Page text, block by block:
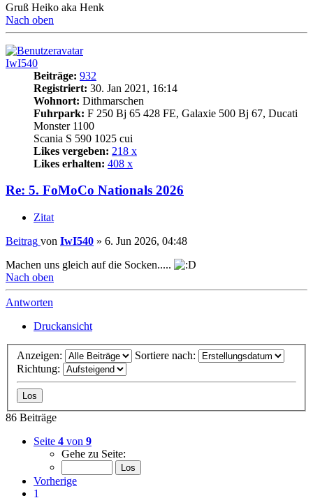
Gruß Heiko aka Henk
Nach oben
IwI540
Beiträge: 932
Registriert: 30. Jan 2021, 16:14
Wohnort: Dithmarschen
Fuhrpark: F 250 Bj 65 428 FE, Galaxie 500 Bj 67, Ducati
Monster 1100
Scania S 590 1025 cui
Likes vergeben: 218 x
Likes erhalten: 408 x
Re: 5. FoMoCo Nationals 2026
Zitat
Beitrag von IwI540 » 6. Jun 2026, 04:48
Machen uns gleich auf die Socken.....
Nach oben
Antworten
Druckansicht
Anzeigen:
Sortiere nach:
Richtung:
86 Beiträge
Seite 4 von 9
Gehe zu Seite:
Vorherige
1